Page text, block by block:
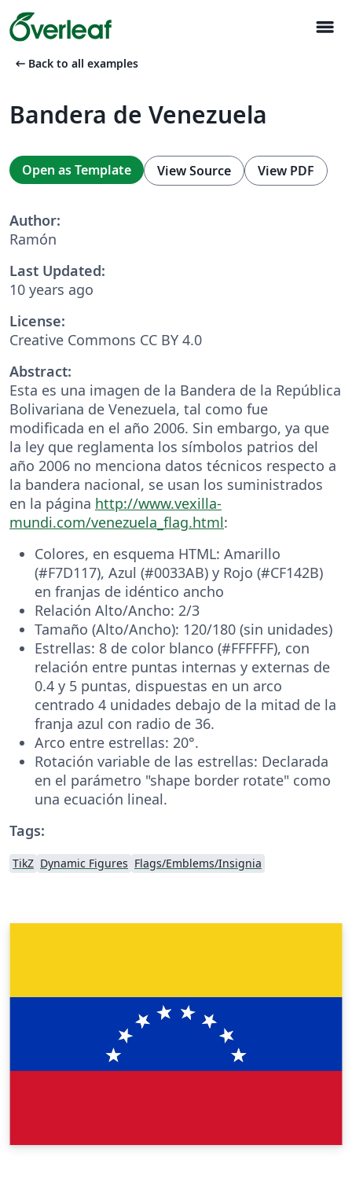
menu
arrow_left_alt Back to all examples
Bandera de Venezuela
Open as Template View Source View PDF
Author:
Ramón
Last Updated:
10 years ago
License:
Creative Commons CC BY 4.0
Abstract:
Esta es una imagen de la Bandera de la República
Bolivariana de Venezuela, tal como fue
modificada en el año 2006. Sin embargo, ya que
la ley que reglamenta los símbolos patrios del
año 2006 no menciona datos técnicos respecto a
la bandera nacional, se usan los suministrados
en la página http://www.vexilla-
mundi.com/venezuela_flag.html:
Colores, en esquema HTML: Amarillo
(#F7D117), Azul (#0033AB) y Rojo (#CF142B)
en franjas de idéntico ancho
Relación Alto/Ancho: 2/3
Tamaño (Alto/Ancho): 120/180 (sin unidades)
Estrellas: 8 de color blanco (#FFFFFF), con
relación entre puntas internas y externas de
0.4 y 5 puntas, dispuestas en un arco
centrado 4 unidades debajo de la mitad de la
franja azul con radio de 36.
Arco entre estrellas: 20°.
Rotación variable de las estrellas: Declarada
en el parámetro "shape border rotate" como
una ecuación lineal.
Tags:
TikZ Dynamic Figures Flags/Emblems/Insignia